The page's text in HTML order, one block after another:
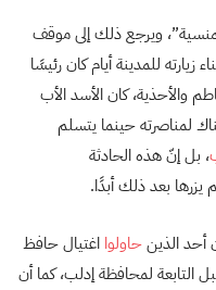
ويرجع ذلك إلى موقف
زيارته للمدينة أيام كان رئيسًا
والأحذية، كان الأسد الأب
لمناصرته حينما يتسلم
، بل إنّ هذه الحادثة
بعد ذلك أبدًا.
أحد الذينحاولوا اغتيال حافظ
كفرنبل التابعة لمحافظة إدلب، كما أن